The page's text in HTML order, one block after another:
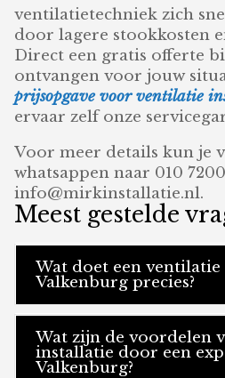
ventilatietechniek zich
door lagere stookkosten
Direct een gratis offerte
ontvangen voor jouw
prijsopgave voor ventilatie
ervaar zelf onze
Voor meer details kun je
whatsappen naar 010
info@mirkinstallatie.nl.
Meest gestelde
Wat doet een
Valkenburg precies?
Wat zijn de voordelen
installatie door een
Valkenburg?